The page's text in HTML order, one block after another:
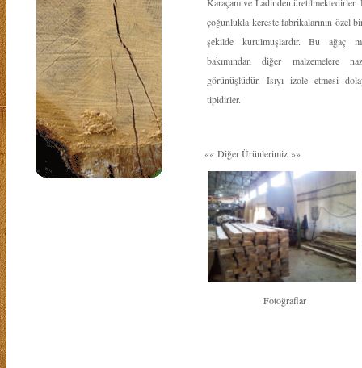
çoğunlukla kereste fabrikalarının özel
şekilde kurulmuşlardır. Bu ağaç
bakımından diğer malzemelere
görünüşlüdür. Isıyı izole etmesi
tipidirler.
«« Diğer Ürünlerimiz »»
Fotoğraflar